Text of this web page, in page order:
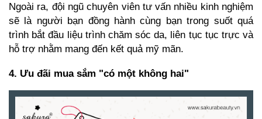
Ngoài ra, đội ngũ chuyên viên tư vấn nhiều kinh nghiệm
sẽ là người bạn đồng hành cùng bạn trong suốt quá
trình bắt đầu liệu trình chăm sóc da, liên tục tục trực và
hỗ trợ nhằm mang đến kết quả mỹ mãn.
4. Ưu đãi mua sắm "có một không hai"